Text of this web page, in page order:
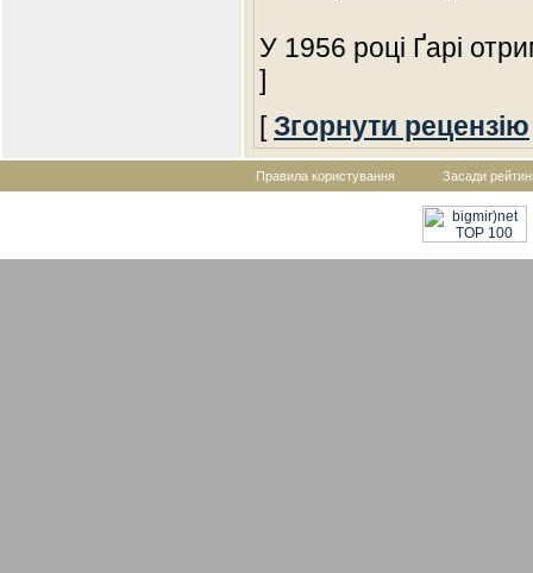
У 1956 році Ґарі
]
[Згорнути рецензію
Правила користування Засади